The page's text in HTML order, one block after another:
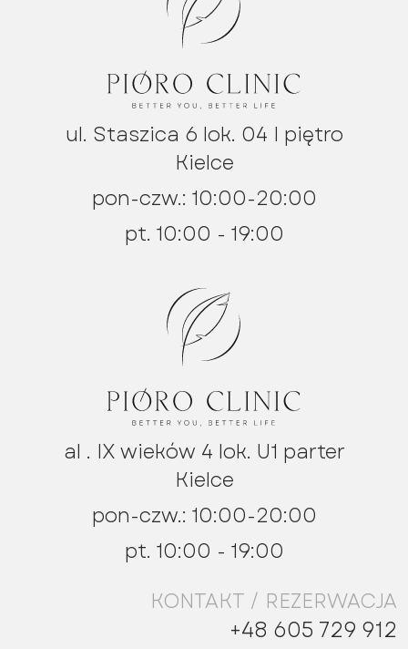
ul. Staszica 6 lok. 04 I piętro
Kielce
pon-czw.: 10:00-20:00
pt. 10:00 - 19:00
al . IX wieków 4 lok. U1 parter
Kielce
pon-czw.: 10:00-20:00
pt. 10:00 - 19:00
KONTAKT / REZERWACJA
+48 605 729 912